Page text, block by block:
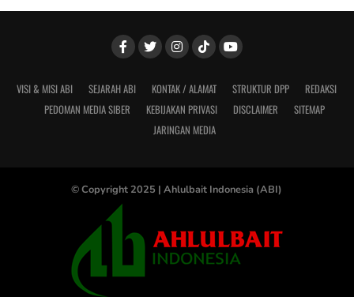
VISI & MISI ABI SEJARAH ABI KONTAK / ALAMAT STRUKTUR DPP
REDAKSI
PEDOMAN MEDIA SIBER
KEBIJAKAN PRIVASI DISCLAIMER
SITEMAP
JARINGAN MEDIA
© Copyright 2025 | Ahlulbait Indonesia (ABI)